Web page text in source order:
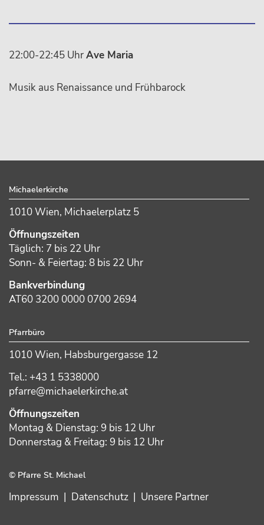
22:00-22:45 UhrAve Maria
Musik aus Renaissance und Frühbarock
Michaelerkirche
1010 Wien, Michaelerplatz 5
Öffnungszeiten
Täglich: 7 bis 22 Uhr
Sonn- & Feiertag: 8 bis 22 Uhr
Bankverbindung
AT60 3200 0000 0700 2694
Pfarrbüro
1010 Wien, Habsburgergasse 12
Tel.: +43 1 5338000
pfarre@michaelerkirche.at
Öffnungszeiten
Montag & Dienstag: 9 bis 12 Uhr
Donnerstag & Freitag: 9 bis 12 Uhr
© Pfarre St. Michael
Impressum | Datenschutz | Unsere Partner